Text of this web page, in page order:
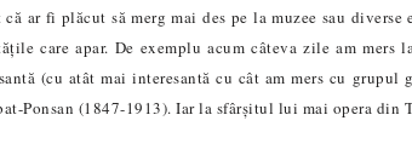
că ar fi plăcut să merg mai des pe la muzee sau
care apar. De exemplu acum câteva zile am
(cu atât mai interesantă cu cât am mers cu
Ponsan (1847-1913). Iar la sfârșitul lui mai opera din